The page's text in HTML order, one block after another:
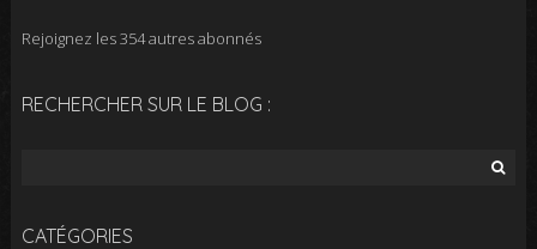
Rejoignez les 354 autres abonnés
RECHERCHER SUR LE BLOG :
CATÉGORIES